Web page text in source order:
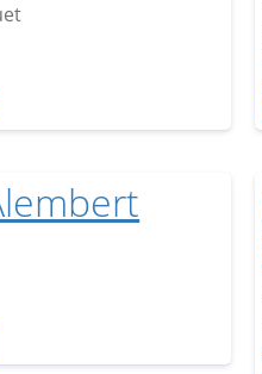
Bosquets
d'Alembert